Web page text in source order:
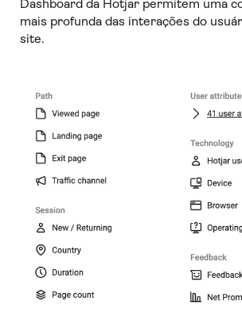
Dashboard da Hotjar permitem uma
mais profunda das interações do
site.